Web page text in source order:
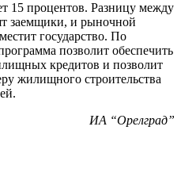
15 процентов. Разницу между
заемщики, и рыночной
государство. По
позволит обеспечить
кредитов и позволит
жилищного строительства
ИА “Орелград”